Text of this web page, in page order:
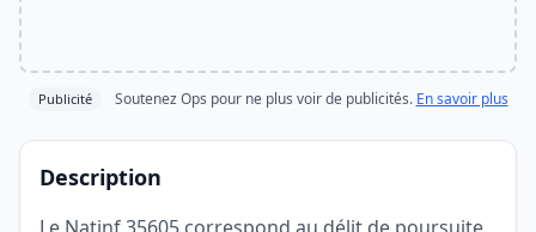
Publicité Soutenez Ops pour ne plus voir de publicités. En savoir plus
Description